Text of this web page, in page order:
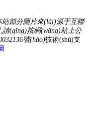
站部分圖片來(lái)源于互聯
(qǐng)按網(wǎng)站上公
號(hào)技術(shù)支